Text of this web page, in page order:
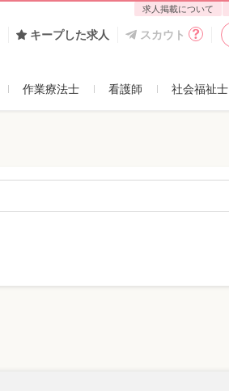
求人掲載について
キープした求人 スカウト
作業療法士 看護師 社会福祉士